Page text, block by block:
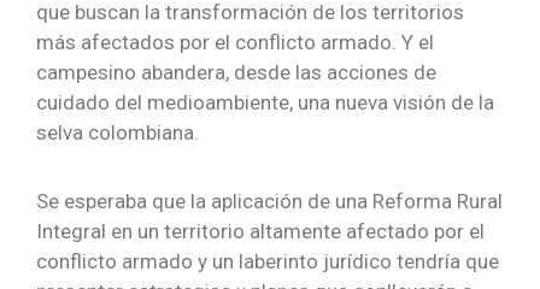
que buscan la transformación de los territorios
más afectados por el conflicto armado. Y el
campesino abandera, desde las acciones de
cuidado del medioambiente, una nueva visión de la
selva colombiana.
Se esperaba que la aplicación de una Reforma Rural
Integral en un territorio altamente afectado por el
conflicto armado y un laberinto jurídico tendría que